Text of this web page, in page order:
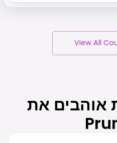
View All
אוהבים את